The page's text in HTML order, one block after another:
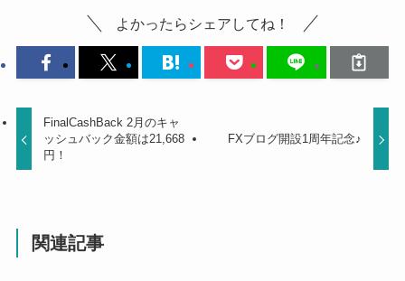
よかったらシェアしてね！
FinalCashBack 2月のキャ
ッシュバック金額は21,668
円！
FXブログ開設1周年記念♪
関連記事